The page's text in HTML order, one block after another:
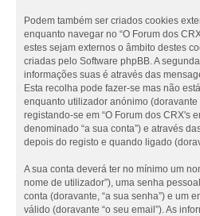
Podem também ser criados cookies
enquanto navegar no “O Forum dos
estes sejam externos o âmbito destes
criadas pelo Software phpBB. A
informações suas é através das
Esta recolha pode fazer-se mas não
enquanto utilizador anónimo (doravante
registando-se em “O Forum dos CRX's
denominado “a sua conta”) e através
depois do registo e quando ligado
A sua conta deverá ter no mínimo um
nome de utilizador”), uma senha
conta (doravante, “a sua senha”) e um
válido (doravante “o seu email”). As